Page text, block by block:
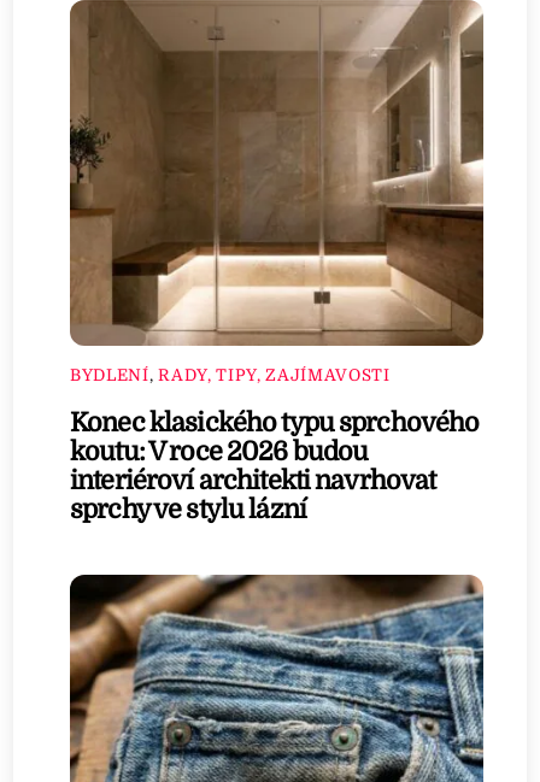
BYDLENÍ,RADY, TIPY, ZAJÍMAVOSTI
Konec klasického typu sprchového
koutu: V roce 2026 budou
interiéroví architekti navrhovat
sprchy ve stylu lázní